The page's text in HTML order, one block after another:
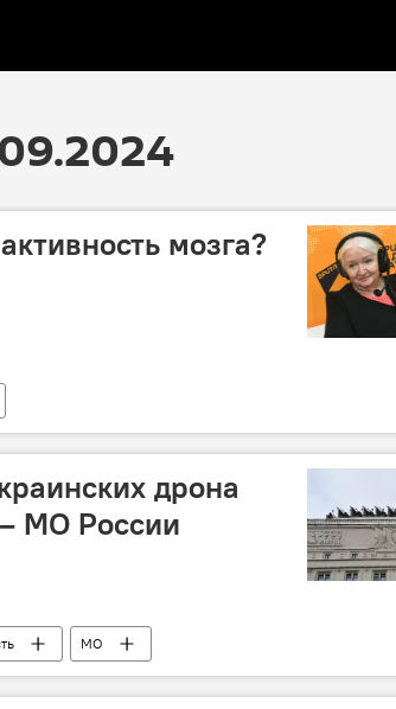
мозга?
дрона
МО России
МО